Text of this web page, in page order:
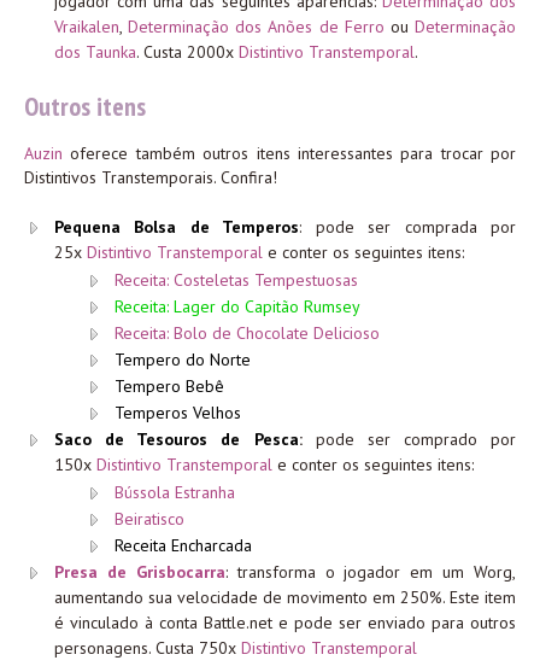
Vraikalen,Determinação dos Anões de Ferro ouDeterminação
dos Taunka. Custa 2000x Distintivo Transtemporal.
Outros itens
Auzin oferece também outros itens interessantes para trocar por
Distintivos Transtemporais. Confira!
Pequena Bolsa de Temperos: pode ser comprada por
25x Distintivo Transtemporal e conter os seguintes itens:
Receita: Costeletas Tempestuosas
Receita: Lager do Capitão Rumsey
Receita: Bolo de Chocolate Delicioso
Tempero do Norte
Tempero Bebê
Temperos Velhos
Saco de Tesouros de Pesca:pode ser comprado por
150x Distintivo Transtemporal e conter os seguintes itens:
Bússola Estranha
Beiratisco
Receita Encharcada
Presa de Grisbocarra: transforma o jogador em um Worg,
aumentando sua velocidade de movimento em 250%. Este item
é vinculado à conta Battle.net e pode ser enviado para outros
personagens. Custa 750x Distintivo Transtemporal